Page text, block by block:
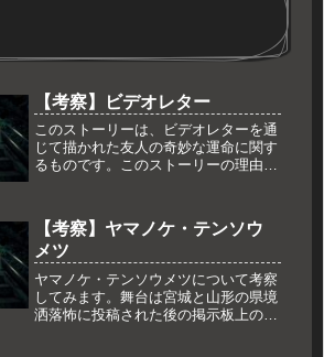
【考察】ビデオレター
このストーリーは、ビデオレターを通
じて描かれた友人の奇妙な運命に関す
るものです。このストーリーの理由や
るＫは、ビデオレターを撮影する際に
地獄への誘導を受けていた可能性が考
え...
【考察】ヤマノケ・テンソウ
メツ
ヤマノケ・テンソウメツについて考察
してみます。舞台は宮城と山形の県境
洒落怖に投稿された後の掲示板上のや